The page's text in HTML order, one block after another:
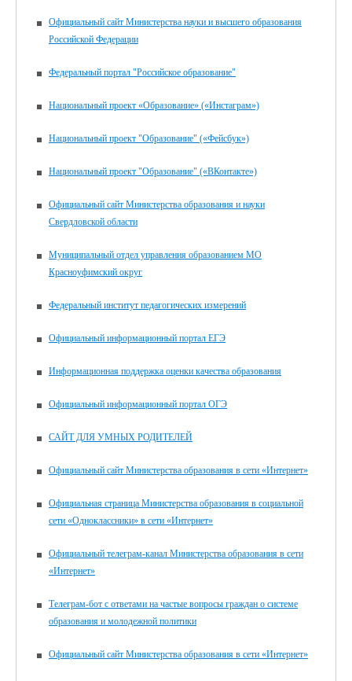
Официальный сайт Министерства науки и высшего образования
Российской Федерации
Федеральный портал "Российское образование"
Национальный проект «Образование» («Инстаграм»)
Национальный проект "Образование" («Фейсбук»)
Национальный проект "Образование" («ВКонтакте»)
Официальный сайт Министерства образования и науки
Свердловской области
Муниципальный отдел управления образованием МО
Красноуфимский округ
Федеральный институт педагогических измерений
Официальный информационный портал ЕГЭ
Информационная поддержка оценки качества образования
Официальный информационный портал ОГЭ
САЙТ ДЛЯ УМНЫХ РОДИТЕЛЕЙ
Официальный сайт Министерства образования в сети «Интернет»
Официальная страница Министерства образования в социальной
сети «Одноклассники» в сети «Интернет»
Официальный телеграм-канал Министерства образования в сети
«Интернет»
Телеграм-бот с ответами на частые вопросы граждан о системе
образования и молодежной политики
Официальный сайт Министерства образования в сети «Интернет»